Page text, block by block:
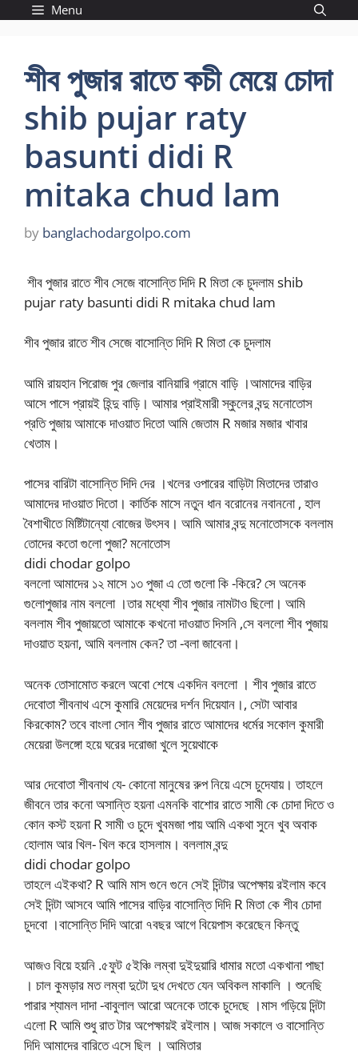
Menu
শীব পুজার রাতে কচী মেয়ে চোদা
shib pujar raty
basunti didi R
mitaka chud lam
by banglachodargolpo.com
শীব পুজার রাতে শীব সেজে বাসোন্তি দিদি R মিতা কে চুদলাম shib
pujar raty basunti didi R mitaka chud lam
শীব পুজার রাতে শীব সেজে বাসোন্তি দিদি R মিতা কে চুদলাম
আমি রায়হান পিরোজ পুর জেলার বানিয়ারি গ্রামে বাড়ি ।আমাদের বাড়ির
আসে পাসে প্রায়ই হিন্দু বাড়ি। আমার প্রাইমারী স্কুলের বন্দু মনোতোস
প্রতি পুজায় আমাকে দাওয়াত দিতো আমি জেতাম R মজার মজার খাবার
খেতাম।
পাসের বারিটা বাসোন্তি দিদি দের ।খলের ওপারের বাড়িটা মিতাদের তারাও
আমাদের দাওয়াত দিতো। কার্তিক মাসে নতুন ধান বরোনের নবাননো , হাল
বৈশাখীতে মিষ্টিটান্যো বোজের উৎসব। আমি আমার বন্দু মনোতোসকে বললাম
তোদের কতো গুলো পুজা? মনোতোস
didi chodar golpo
বললো আমাদের ১২ মাসে ১৩ পুজা এ তো গুলো কি -কিরে? সে অনেক
গুলোপুজার নাম বললো ।তার মধ্যো শীব পুজার নামটাও ছিলো। আমি
বললাম শীব পুজায়তো আমাকে কখনো দাওয়াত দিসনি ,সে বললো শীব পুজায়
দাওয়াত হয়না, আমি বললাম কেন? তা -বলা জাবেনা।
অনেক তোসামোত করলে অবো শেষে একদিন বললো । শীব পুজার রাতে
দেবোতা শীবনাথ এসে কুমারি মেয়েদের দর্শন দিয়েযান।, সেটা আবার
কিরকোম? তবে বাংলা সোন শীব পুজার রাতে আমাদের ধর্মের সকোল কুমারী
মেয়েরা উলঙ্গো হয়ে ঘরের দরোজা খুলে সুয়েথাকে
আর দেবোতা শীবনাথ যে- কোনো মানুষের রুপ নিয়ে এসে চুদেযায়। তাহলে
জীবনে তার কনো অসান্তি হয়না এমনকি বাশোর রাতে সামী কে চোদা দিতে ও
কোন কস্ট হয়না R সামী ও চুদে খুবমজা পায় আমি একথা সুনে খুব অবাক
হোলাম আর খিল- খিল করে হাসলাম। বললাম বন্দু
didi chodar golpo
তাহলে এইকথা? R আমি মাস গুনে গুনে সেই দিন্টার অপেক্ষায় রইলাম কবে
সেই দিন্টা আসবে আমি পাসের বাড়ির বাসোন্তি দিদি R মিতা কে শীব চোদা
চুদবো ।বাসোন্তি দিদি আরো ৭বছর আগে বিয়েপাস করেছেন কিন্তু
আজও বিয়ে হয়নি .৫ফুট ৫ইঞ্চি লম্বা দুইদুয়ারি ধামার মতো একখানা পাছা
। চাল কুমড়ার মত লম্বা দুটো দুধ দেখতে যেন অবিকল মাকালি । শুনেছি
পারার শ্যামল দাদা -বাবুলাল আরো অনেকে তাকে চুদেছে ।মাস গড়িয়ে দিন্টা
এলো R আমি শুধু রাত টার অপেক্ষায়ই রইলাম। আজ সকালে ও বাসোন্তি
দিদি আমাদের বারিতে এসে ছিল । আমিতার